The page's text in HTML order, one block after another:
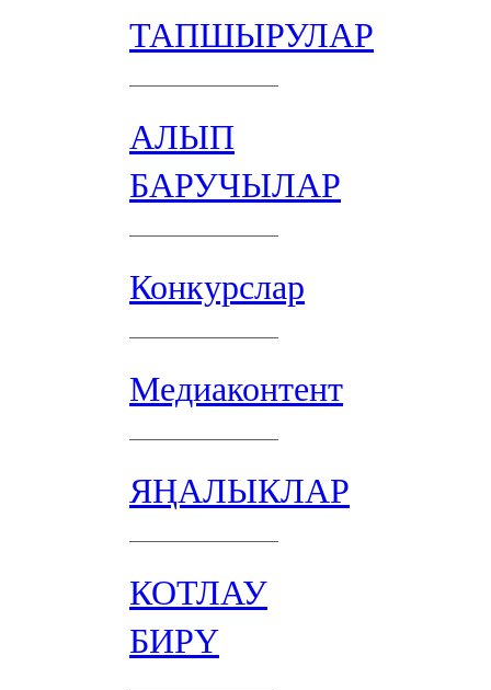
ТАПШЫРУЛАР
АЛЫП
БАРУЧЫЛАР
Конкурслар
Медиаконтент
ЯҢАЛЫКЛАР
КОТЛАУ
БИРҮ